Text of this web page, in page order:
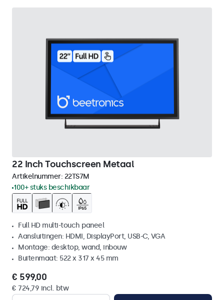
22 Inch Touchscreen Metaal
Artikelnummer: 22TS7M
100+ stuks beschikbaar
Full HD multi-touch paneel
Aansluitingen: HDMI, DisplayPort, USB-C, VGA
Montage: desktop, wand, inbouw
Buitenmaat: 522 x 317 x 45 mm
€ 599,00
€ 724,79 incl. btw